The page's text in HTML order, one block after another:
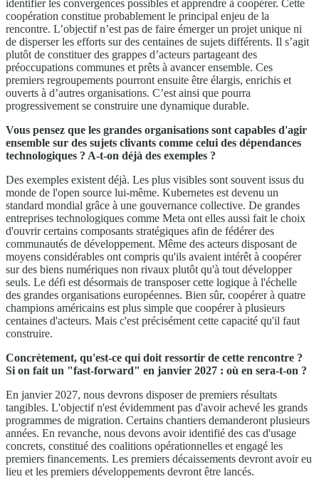
identifier les convergences possibles et apprendre à coopérer. Cette
coopération constitue probablement le principal enjeu de la
rencontre. L’objectif n’est pas de faire émerger un projet unique ni
de disperser les efforts sur des centaines de sujets différents. Il s’agit
plutôt de constituer des grappes d’acteurs partageant des
préoccupations communes et prêts à avancer ensemble. Ces
premiers regroupements pourront ensuite être élargis, enrichis et
ouverts à d’autres organisations. C’est ainsi que pourra
progressivement se construire une dynamique durable.
Vous pensez que les grandes organisations sont capables d'agir
ensemble sur des sujets clivants comme celui des dépendances
technologiques ? A-t-on déjà des exemples ?
Des exemples existent déjà. Les plus visibles sont souvent issus du
monde de l'open source lui-même. Kubernetes est devenu un
standard mondial grâce à une gouvernance collective. De grandes
entreprises technologiques comme Meta ont elles aussi fait le choix
d'ouvrir certains composants stratégiques afin de fédérer des
communautés de développement. Même des acteurs disposant de
moyens considérables ont compris qu'ils avaient intérêt à coopérer
sur des biens numériques non rivaux plutôt qu'à tout développer
seuls. Le défi est désormais de transposer cette logique à l'échelle
des grandes organisations européennes. Bien sûr, coopérer à quatre
champions américains est plus simple que coopérer à plusieurs
centaines d'acteurs. Mais c'est précisément cette capacité qu'il faut
construire.
Concrètement, qu'est-ce qui doit ressortir de cette rencontre ?
Si on fait un "fast-forward" en janvier 2027 : où en sera-t-on ?
En janvier 2027, nous devrons disposer de premiers résultats
tangibles. L'objectif n'est évidemment pas d'avoir achevé les grands
programmes de migration. Certains chantiers demanderont plusieurs
années. En revanche, nous devons avoir identifié des cas d'usage
concrets, constitué des coalitions opérationnelles et engagé les
premiers financements. Les premiers décaissements devront avoir eu
lieu et les premiers développements devront être lancés.